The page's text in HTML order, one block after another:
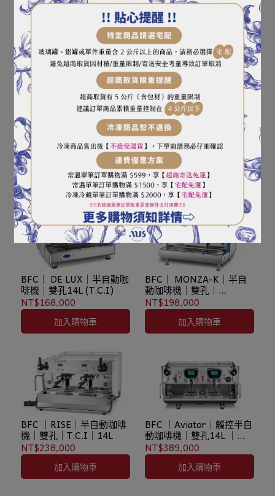
BFC ｜Aviator｜觸控半自
動咖啡機｜單孔5L ｜T.C.I
｜PPI
NT$238,000
BFC ｜Classica ｜半自動
咖啡機｜雙孔拉霸｜木頭
套件｜14L
NT$198,000
加入購物車
BFC｜ DE LUX｜半自動咖
啡機｜雙孔14L (T.C.I)
NT$168,000
加入購物車
BFC｜ MONZA-K｜半自
動咖啡機｜雙孔｜
14L(T.C.I )｜14L BLUE
NT$198,000
加入購物車
BFC ｜RISE｜半自動咖啡
機｜雙孔｜T.C.I｜14L
NT$238,000
加入購物車
BFC ｜Aviator｜觸控半自
動咖啡機｜雙孔14L ｜
T.C.I ｜PPI
NT$389,000
加入購物車